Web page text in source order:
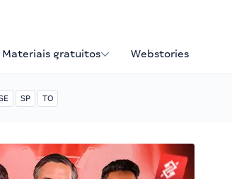
Materiais gratuitos Webstories
SP TO